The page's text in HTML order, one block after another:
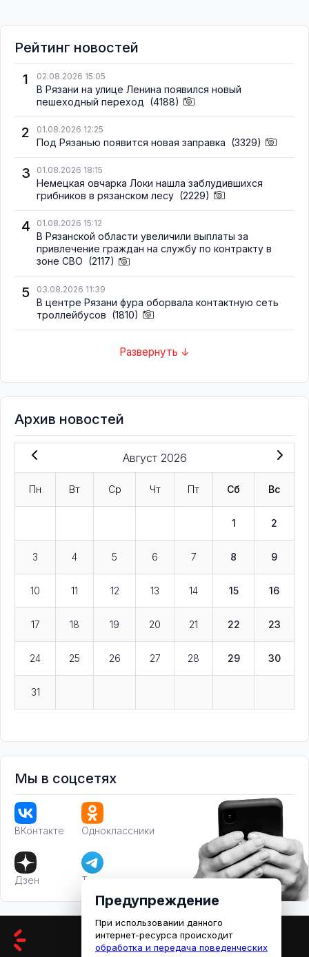
Рейтинг новостей
1
02.08.2026 15:05
В Рязани на улице Ленина появился новый
пешеходный переход (4188)
2 01.08.2026 12:25
Под Рязанью появится новая заправка (3329)
3 01.08.2026 18:15
Немецкая овчарка Локи нашла заблудившихся
грибников в рязанском лесу (2229)
4 01.08.2026 15:12
В Рязанской области увеличили выплаты за
привлечение граждан на службу по контракту в
зоне СВО (2117)
5 03.08.2026 11:39
В центре Рязани фура оборвала контактную сеть
троллейбусов (1810)
Развернуть ↓
Архив новостей
Август 2026
Пн Вт Ср Чт Пт Сб Вс
1 2
3 4 5 6 7 8 9
10 11 12 13 14 15 16
17 18 19 20 21 22 23
24 25 26 27 28 29 30
31
Мы в соцсетях
ВКонтакте Одноклассники
Дзен Телеграм
Предупреждение
При использовании данного
интернет-ресурса происходит
обработка и передача поведенческих